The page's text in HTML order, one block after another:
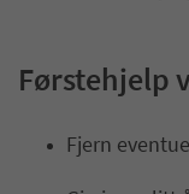
Førstehjelp
Fjern